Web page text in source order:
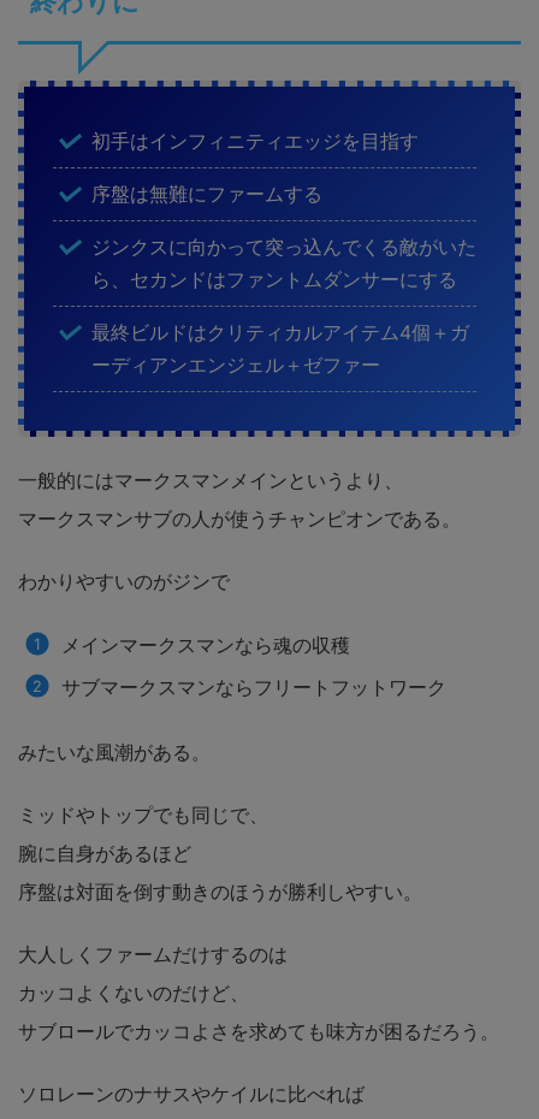
初手はインフィニティエッジを目指す
序盤は無難にファームする
ジンクスに向かって突っ込んでくる敵がいた
ら、セカンドはファントムダンサーにする
最終ビルドはクリティカルアイテム4個＋ガ
ーディアンエンジェル＋ゼファー
一般的にはマークスマンメインというより、
マークスマンサブの人が使うチャンピオンである。
わかりやすいのがジンで
メインマークスマンなら魂の収穫
サブマークスマンならフリートフットワーク
みたいな風潮がある。
ミッドやトップでも同じで、
腕に自身があるほど
序盤は対面を倒す動きのほうが勝利しやすい。
大人しくファームだけするのは
カッコよくないのだけど、
サブロールでカッコよさを求めても味方が困るだろう。
ソロレーンのナサスやケイルに比べれば